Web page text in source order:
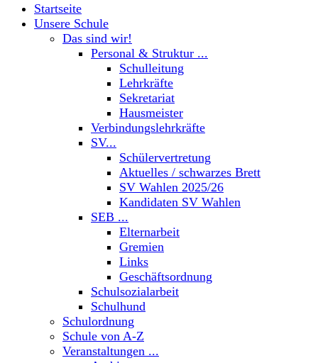
Startseite
Unsere Schule
Das sind wir!
Personal & Struktur ...
Schulleitung
Lehrkräfte
Sekretariat
Hausmeister
Verbindungslehrkräfte
SV...
Schülervertretung
Aktuelles / schwarzes Brett
SV Wahlen 2025/26
Kandidaten SV Wahlen
SEB ...
Elternarbeit
Gremien
Links
Geschäftsordnung
Schulsozialarbeit
Schulhund
Schulordnung
Schule von A-Z
Veranstaltungen ...